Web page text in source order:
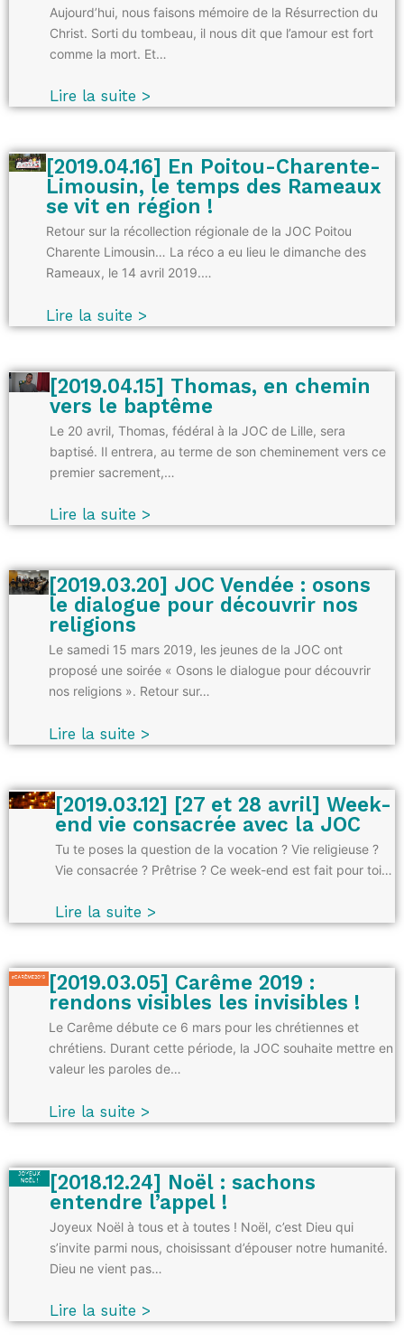
Aujourd’hui, nous faisons mémoire de la Résurrection du
Christ. Sorti du tombeau, il nous dit que l’amour est fort
comme la mort. Et…
Lire la suite >
[2019.04.16] En Poitou-Charente-
Limousin, le temps des Rameaux
se vit en région !
Retour sur la récollection régionale de la JOC Poitou
Charente Limousin… La réco a eu lieu le dimanche des
Rameaux, le 14 avril 2019.…
Lire la suite >
[2019.04.15] Thomas, en chemin
vers le baptême
Le 20 avril, Thomas, fédéral à la JOC de Lille, sera
baptisé. Il entrera, au terme de son cheminement vers ce
premier sacrement,…
Lire la suite >
[2019.03.20] JOC Vendée : osons
le dialogue pour découvrir nos
religions
Le samedi 15 mars 2019, les jeunes de la JOC ont
proposé une soirée « Osons le dialogue pour découvrir
nos religions ». Retour sur…
Lire la suite >
[2019.03.12] [27 et 28 avril] Week-
end vie consacrée avec la JOC
Tu te poses la question de la vocation ? Vie religieuse ?
Vie consacrée ? Prêtrise ? Ce week-end est fait pour toi…
Lire la suite >
[2019.03.05] Carême 2019 :
rendons visibles les invisibles !
Le Carême débute ce 6 mars pour les chrétiennes et
chrétiens. Durant cette période, la JOC souhaite mettre en
valeur les paroles de…
Lire la suite >
[2018.12.24] Noël : sachons
entendre l’appel !
Joyeux Noël à tous et à toutes ! Noël, c’est Dieu qui
s’invite parmi nous, choisissant d’épouser notre humanité.
Dieu ne vient pas…
Lire la suite >